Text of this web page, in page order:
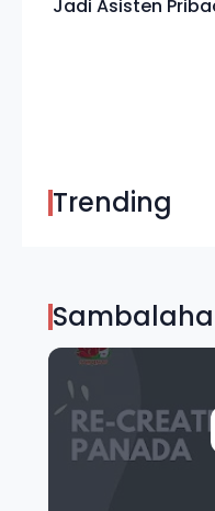
Jadi Asisten
Trending